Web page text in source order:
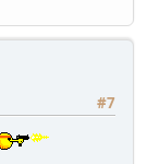
#7